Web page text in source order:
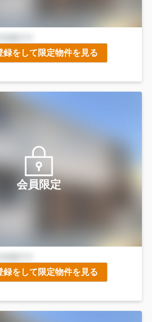
録をして限定物件を見る
会員限定
録をして限定物件を見る